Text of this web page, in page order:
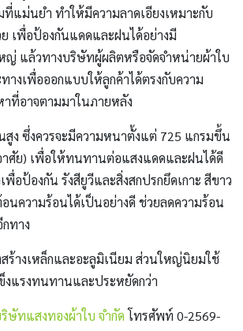
แม่นยำ ทำให้มีความลาดเอียงเหมาะกับ
เพื่อป้องกันแดดและฝนได้อย่างมี
ญ่ แล้วทางบริษัทผู้ผลิตหรือจัดจำหน่ายผ้าใบ
างเพื่อออกแบบให้ลูกค้าได้ตรงกับความ
ที่อาจตามมาในภายหลัง
ง ซึ่งควรจะมีความหนาตั้งแต่ 725 แกรมขึ้น
ศัย) เพื่อให้ทนทานต่อแสงแดดและฝนได้ดี
พื่อป้องกัน รังสียูวีและสิ่งสกปรกยึดเกาะ สีขาว
นความร้อนได้เป็นอย่างดี ช่วยลดความร้อน
ทาง
สร้างเหล็กและอะลูมิเนียม ส่วนใหญ่นิยมใช้
งแรงทนทานและประหยัดกว่า
ษัทแสงทองผ้าใบ จำกัด โทรศัพท์ 0-2569-